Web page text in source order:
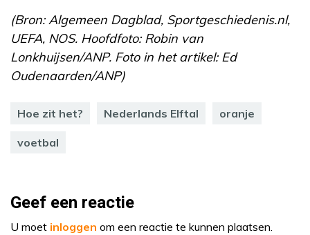
(Bron: Algemeen Dagblad, Sportgeschiedenis.nl,
UEFA, NOS. Hoofdfoto: Robin van
Lonkhuijsen/ANP. Foto in het artikel: Ed
Oudenaarden/ANP)
Hoe zit het? Nederlands Elftal oranje
voetbal
Geef een reactie
U moet inloggen om een reactie te kunnen plaatsen.